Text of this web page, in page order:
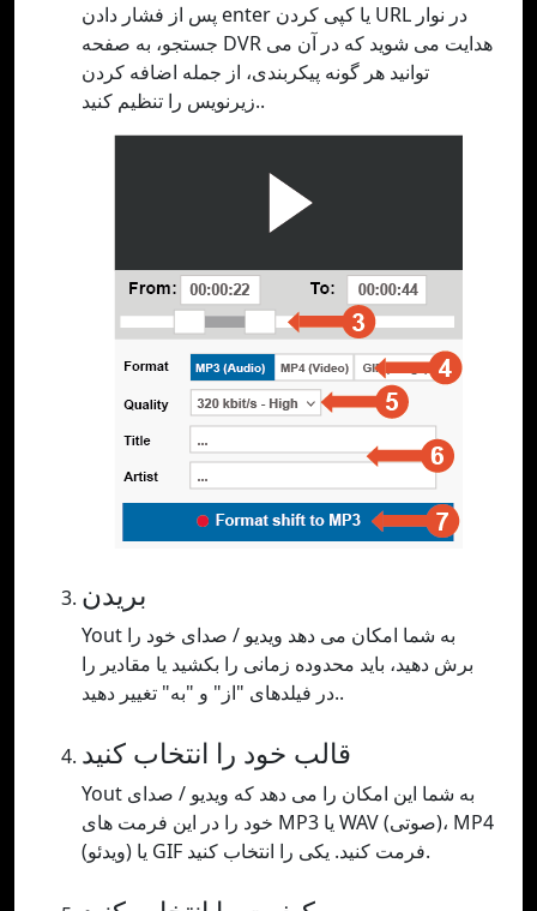
پس از فشار دادن enter یا کپی کردن URL در نوار
جستجو، به صفحه DVR هدایت می شوید که در آن می
توانید هر گونه پیکربندی، از جمله اضافه کردن
زیرنویس را تنظیم کنید..
بریدن
Yout به شما امکان می دهد ویدیو / صدای خود را
برش دهید، باید محدوده زمانی را بکشید یا مقادیر را
در فیلدهای "از" و "به" تغییر دهید..
قالب خود را انتخاب کنید
Yout به شما این امکان را می دهد که ویدیو / صدای
خود را در این فرمت های MP3 یا WAV (صوتی)، MP4
(ویدئو) یا GIF فرمت کنید. یکی را انتخاب کنید.